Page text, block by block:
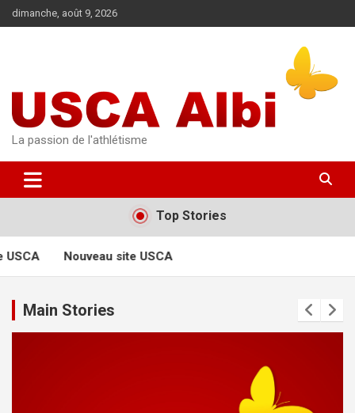
Aller
au
dimanche, août 9, 2026
La passion de l'athlétisme
Top Stories
Nouveau site USCA
Main Stories